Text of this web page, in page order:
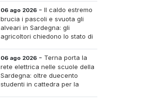
06 ago 2026 - Il caldo estremo
brucia i pascoli e svuota gli
alveari in Sardegna: gli
agricoltori chiedono lo stato di
06 ago 2026 - Terna porta la
rete elettrica nelle scuole della
Sardegna: oltre duecento
studenti in cattedra per la